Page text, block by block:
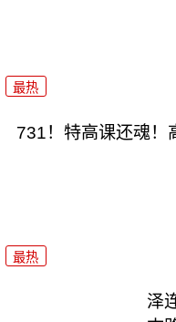
最热
731！特高课还魂！
最热
泽